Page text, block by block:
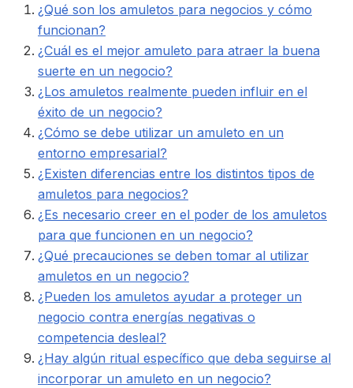
¿Qué son los amuletos para negocios y cómo
funcionan?
¿Cuál es el mejor amuleto para atraer la buena
suerte en un negocio?
¿Los amuletos realmente pueden influir en el
éxito de un negocio?
¿Cómo se debe utilizar un amuleto en un
entorno empresarial?
¿Existen diferencias entre los distintos tipos de
amuletos para negocios?
¿Es necesario creer en el poder de los amuletos
para que funcionen en un negocio?
¿Qué precauciones se deben tomar al utilizar
amuletos en un negocio?
¿Pueden los amuletos ayudar a proteger un
negocio contra energías negativas o
competencia desleal?
¿Hay algún ritual específico que deba seguirse al
incorporar un amuleto en un negocio?